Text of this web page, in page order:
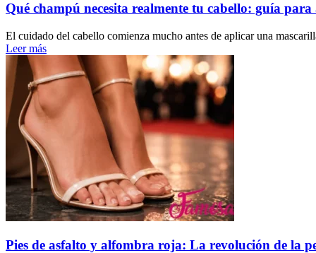
Qué champú necesita realmente tu cabello: guía
El cuidado del cabello comienza mucho antes de aplicar una
Leer más
Pies de asfalto y alfombra roja: La revolución de la